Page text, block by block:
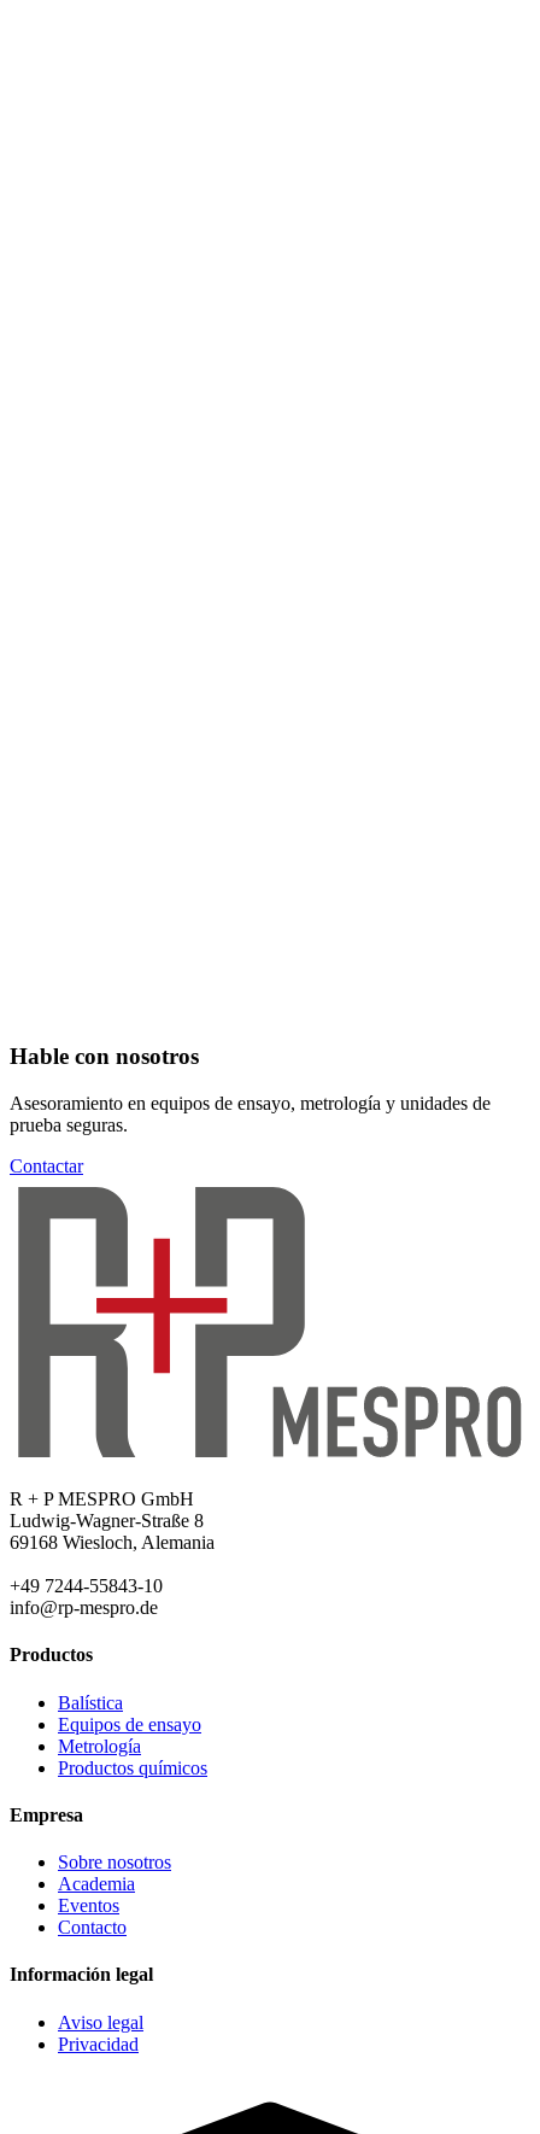
Hable con nosotros
Asesoramiento en equipos de ensayo, metrología y unidades de
prueba seguras.
Contactar
R + P MESPRO GmbH
Ludwig-Wagner-Straße 8
69168 Wiesloch, Alemania
+49 7244-55843-10
info@rp-mespro.de
Productos
Balística
Equipos de ensayo
Metrología
Productos químicos
Empresa
Sobre nosotros
Academia
Eventos
Contacto
Información legal
Aviso legal
Privacidad